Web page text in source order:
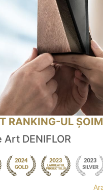
RANKING-UL
DENIFLOR